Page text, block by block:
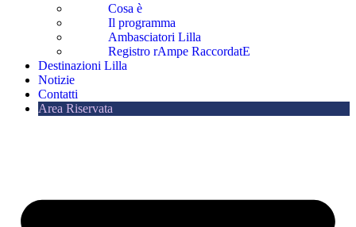
Cosa è
Il programma
Ambasciatori Lilla
Registro rAmpe RaccordatE
Destinazioni Lilla
Notizie
Contatti
Area Riservata